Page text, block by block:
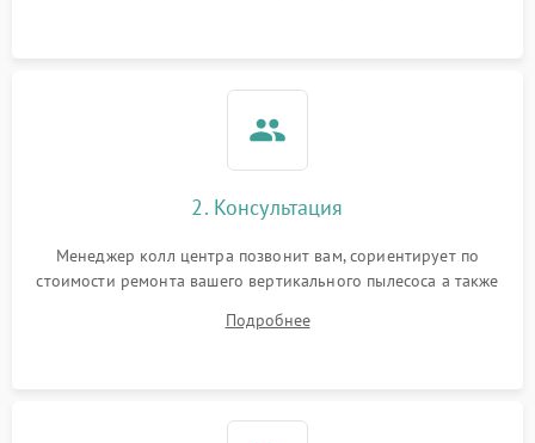
2. Консультация
Менеджер колл центра позвонит вам, сориентирует по
стоимости ремонта вашего вертикального пылесоса а также
Подробнее